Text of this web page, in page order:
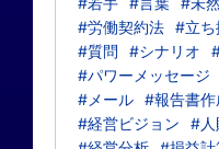
#労働契約法 #立ち
#質問
#シナリオ
#パワーメッセージ
#メール #報告書作
#経営ビジョン
#人